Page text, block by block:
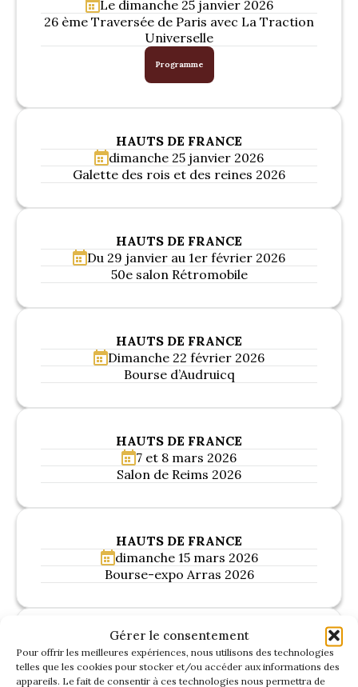
Gérer le consentement
Pour offrir les meilleures expériences, nous utilisons des technologies
telles que les cookies pour stocker et/ou accéder aux informations des
appareils. Le fait de consentir à ces technologies nous permettra de
Notre local
La Boutique
L’assurance
Liens
La Revue
Les salons
La traction
membres
Présentation 11
Présentation 15 six
Evolution 7 et 11 -
1934/1941
Evolution 11 –
Evolution 11 –
1952/1957
1938/1947
La 15/6 D –
La 15/6 H –
1954/1956
Le dimanche 25 janvier 2026
26 ème Traversée de Paris avec La Traction
Universelle
Programme
HAUTS DE FRANCE
dimanche 25 janvier 2026
Galette des rois et des reines 2026
HAUTS DE FRANCE
Du 29 janvier au 1er février 2026
50e salon Rétromobile
HAUTS DE FRANCE
Dimanche 22 février 2026
Bourse d’Audruicq
HAUTS DE FRANCE
7 et 8 mars 2026
Salon de Reims 2026
HAUTS DE FRANCE
dimanche 15 mars 2026
Bourse-expo Arras 2026
HAUTS DE FRANCE
samedi 21 mars 2026
Matinée mécanique à Deûlémont